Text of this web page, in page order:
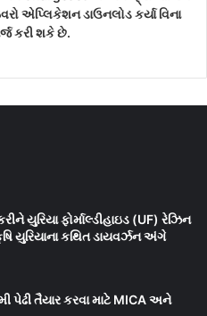
એપ્લિકેશન ડાઉનલોડ કર્યા વિના
કરી શકે છે.
યુરિયા ફોર્માલ્ડીહાઇડ (UF) રેઝિન
યુરિયાના કથિત ડાયવર્ઝન અંગે
પેઢી તૈયાર કરવા માટે MICA અને